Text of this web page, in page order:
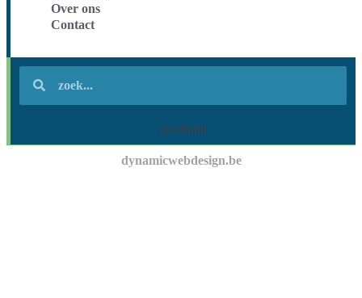
Over ons
Contact
portfolio
dynamicwebdesign.be